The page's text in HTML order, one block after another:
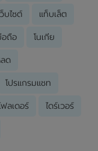
ว็บไซต์ แท็บเล็ต
ถือ โนเกีย
ลด
โปรแกรมแชท
ฟลเดอร์ ไดร์เวอร์